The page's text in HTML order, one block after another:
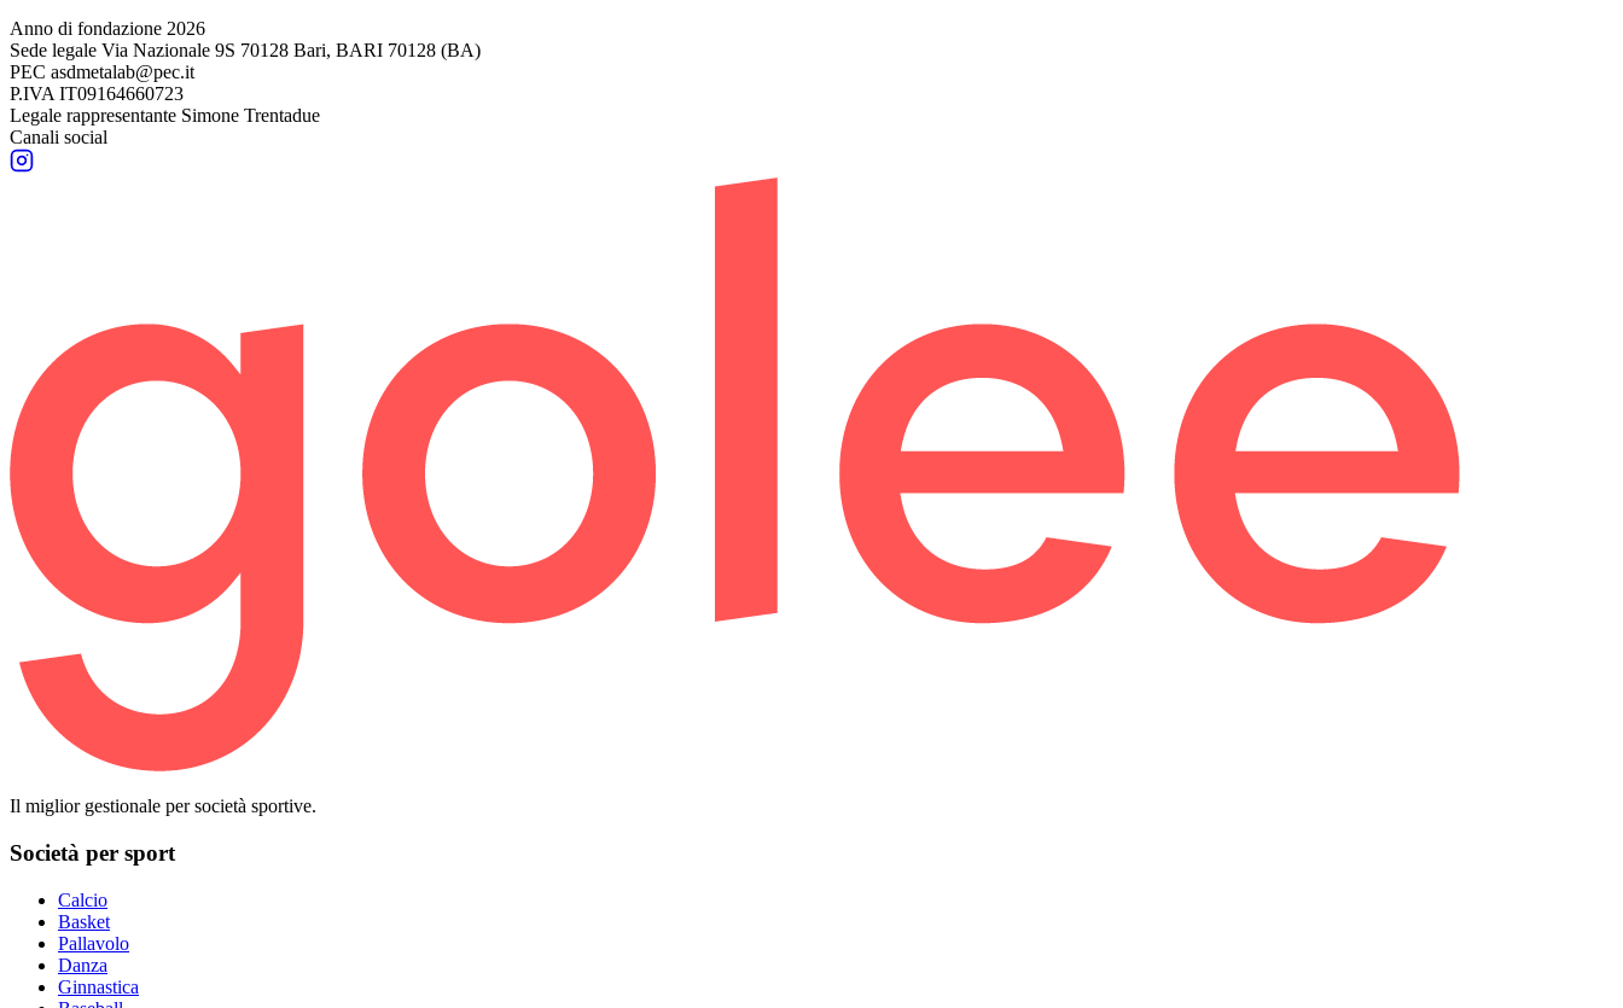
Anno di fondazione 2026
Sede legale Via Nazionale 9S 70128 Bari, BARI 70128 (BA)
PEC asdmetalab@pec.it
P.IVA IT09164660723
Legale rappresentante Simone Trentadue
Canali social
Il miglior gestionale per società sportive.
Società per sport
Calcio
Basket
Pallavolo
Danza
Ginnastica